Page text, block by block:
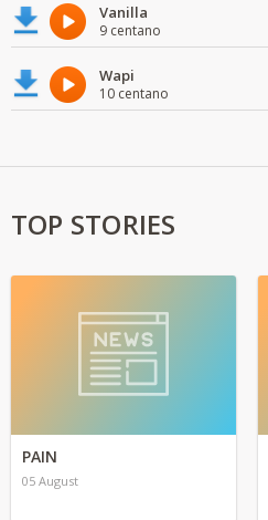
Vanilla
9 centano
Wapi
10 centano
TOP STORIES
PAIN
05 August